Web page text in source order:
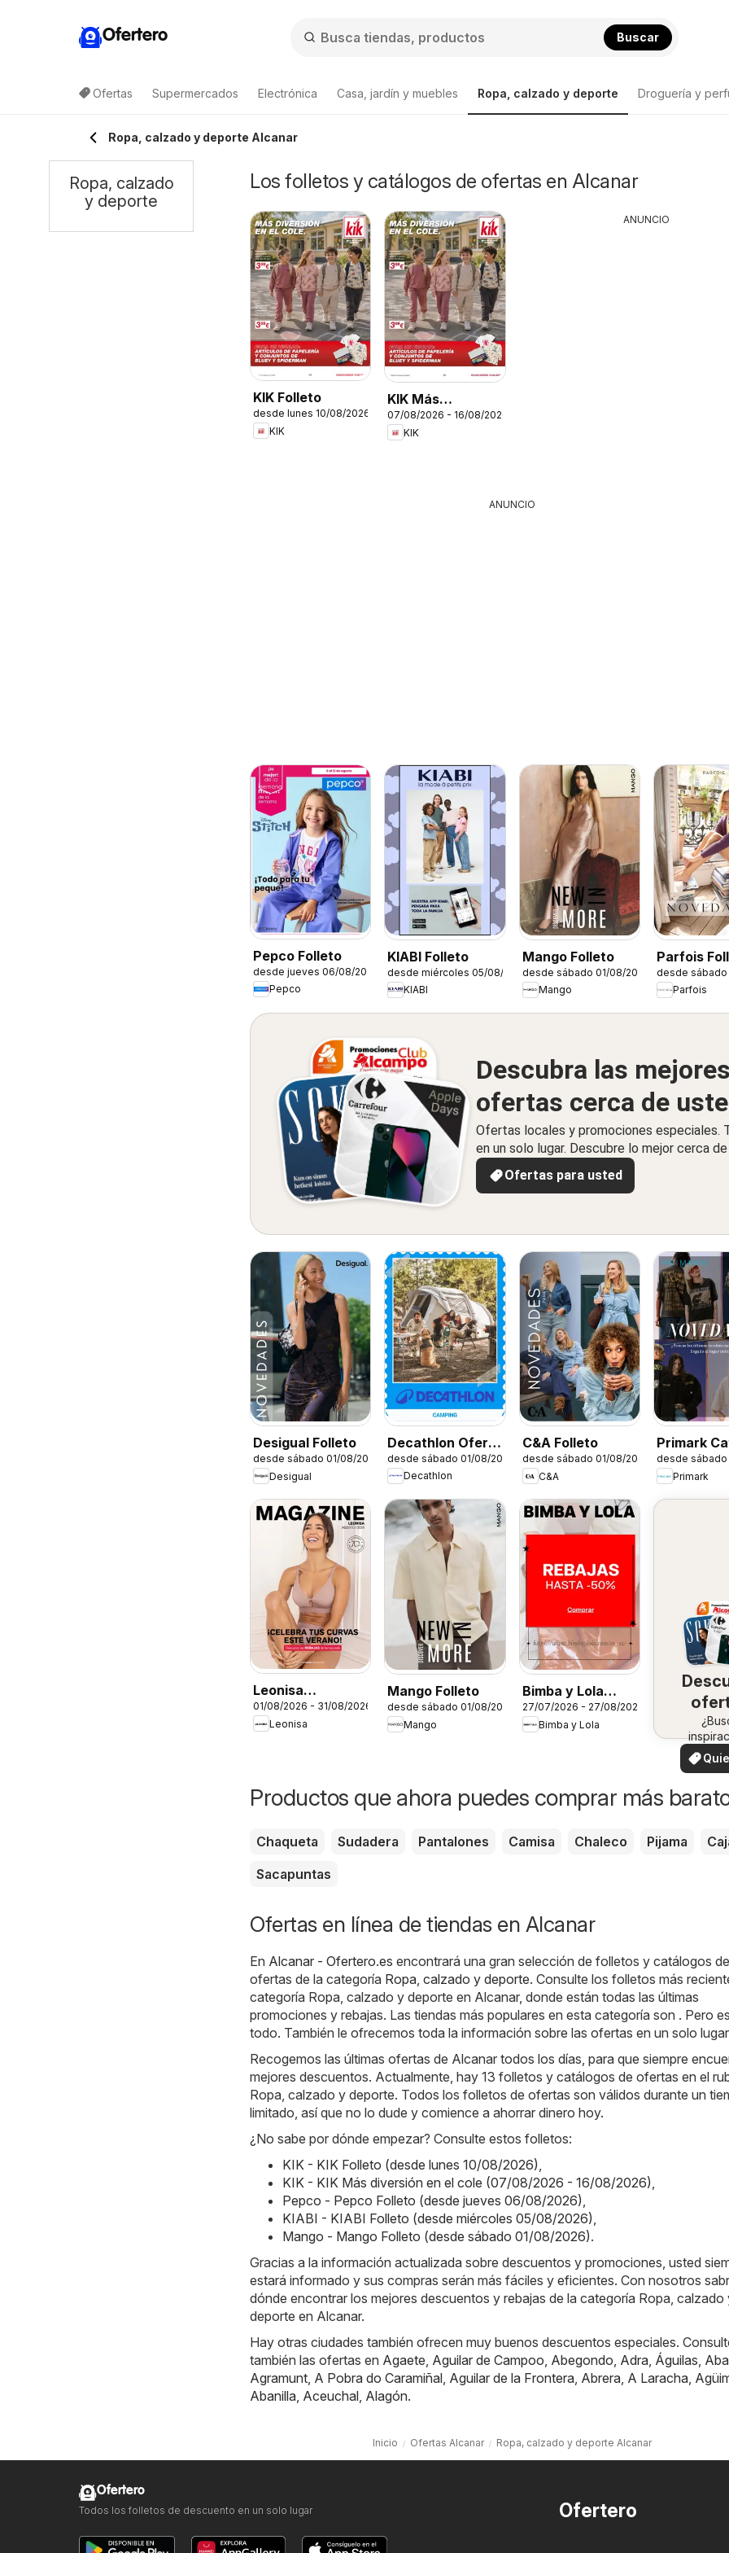
Ofertero Buscar
Ofertas Supermercados Electrónica Casa, jardín y muebles Ropa, calzado y deporte Droguería y
Ropa, calzado y deporte Alcanar
Los folletos y catálogos de ofertas en Alcanar
KIK Folleto
desde lunes 10/08/2026
KIK
KIK Más
diversión en el
cole
07/08/2026 - 16/08/2026
KIK
ANUNCIO
ANUNCIO
Pepco Folleto
desde jueves 06/08/2026
Pepco
KIABI Folleto
desde miércoles 05/08/2026
KIABI
Mango Folleto
desde sábado 01/08/2026
Mango
Parfois
desde sábado
Parfois
Descubra las mejores
ofertas cerca de
Ofertas locales y promociones especiales.
en un solo lugar. Descubre lo mejor cerca
Ofertas para usted
Desigual Folleto
desde sábado 01/08/2026
Desigual
Decathlon Oferta
estacional
desde sábado 01/08/2026
Decathlon
C&A Folleto
desde sábado 01/08/2026
C&A
Primark
desde sábado
Primark
Leonisa
Magazine
01/08/2026 - 31/08/2026
Leonisa
Mango Folleto
desde sábado 01/08/2026
Mango
Bimba y Lola
Folleto
27/07/2026 - 27/08/2026
Bimba y Lola
en
¡Vea
ofertas
ver
Productos que ahora puedes comprar más
Chaqueta Sudadera Pantalones Camisa Chaleco Pijama
Sacapuntas
Ofertas en línea de tiendas en Alcanar
En Alcanar - Ofertero.es encontrará una gran selección de folletos y catálogos de
ofertas de la categoría Ropa, calzado y deporte. Consulte los folletos más
categoría Ropa, calzado y deporte en Alcanar, donde están todas las últimas
promociones y rebajas. Las tiendas más populares en esta categoría son . Pero
todo. También le ofrecemos toda la información sobre las ofertas en un solo
Recogemos las últimas ofertas de Alcanar todos los días, para que siempre
mejores descuentos. Actualmente, hay 13 folletos y catálogos de ofertas en el
Ropa, calzado y deporte. Todos los folletos de ofertas son válidos durante un
limitado, así que no lo dude y comience a ahorrar dinero hoy.
¿No sabe por dónde empezar? Consulte estos folletos:
KIK - KIK Folleto (desde lunes 10/08/2026),
KIK - KIK Más diversión en el cole (07/08/2026 - 16/08/2026),
Pepco - Pepco Folleto (desde jueves 06/08/2026),
KIABI - KIABI Folleto (desde miércoles 05/08/2026),
Mango - Mango Folleto (desde sábado 01/08/2026).
Gracias a la información actualizada sobre descuentos y promociones, usted
estará informado y sus compras serán más fáciles y eficientes. Con nosotros
dónde encontrar los mejores descuentos y rebajas de la categoría Ropa, calzado
deporte en Alcanar.
Hay otras ciudades también ofrecen muy buenos descuentos especiales.
también las ofertas en Agaete, Aguilar de Campoo, Abegondo, Adra, Águilas,
Agramunt, A Pobra do Caramiñal, Aguilar de la Frontera, Abrera, A Laracha,
Abanilla, Aceuchal, Alagón.
Inicio Ofertas Alcanar Ropa, calzado y deporte Alcanar
Ropa, calzado
y deporte
Ofertero
Ofertero
Todos los folletos de descuento en un solo lugar